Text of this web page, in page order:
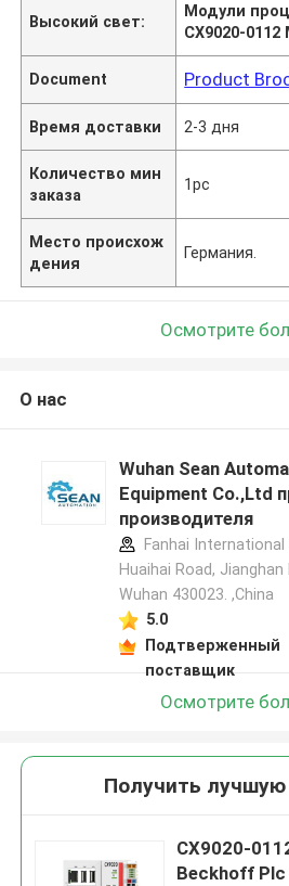
Высокий свет:
Модули
CX9020-
Document Product
Время доставки 2-3 дня
Количество мин
заказа
1pc
Место происхож
дения
Германия.
Осмотрите
О нас
Wuhan Sean
Equipment Co.,Ltd
производителя
Fanhai International
Huaihai Road,
Wuhan 430023. ,China
5.0
Подтверженный
поставщик
Осмотрите
Получить
CX9020-
Beckhoff Plc